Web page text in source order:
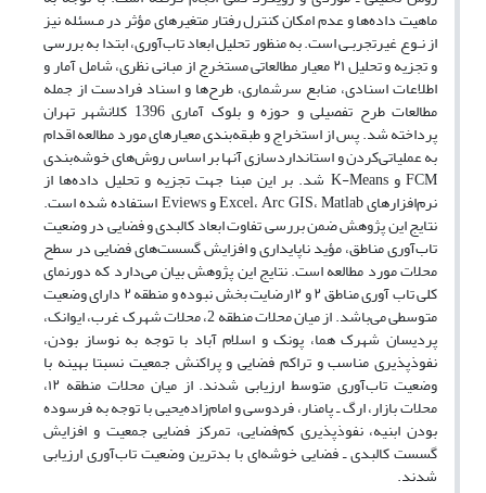
ماهیت داده‌ها و عدم امکان کنترل رفتار متغیرهای مؤثر در مـسئله نیز
از نـوع غیرتجربـی است. به منظور تحلیل ابعاد تاب‌آوری، ابتدا به بررسی
و تجزیه و تحلیل ۲۱ معیار مطالعاتی مستخرج از مبانی نظری، شامل آمار و
اطلاعات اسنادی، منابع سرشماری، طرح‌ها و اسناد فرادست از جمله
مطالعات طرح تفصیلی و حوزه و بلوک آماری 1396 کلانشهر تهران
پرداخته شد. پس از استخراج و طبقه‌بندی معیارهای مورد مطالعه ‌اقدام
به عملیاتی‌‌کردن و استانداردسازی آنها بر اساس روش‌های خوشه‌بندی
FCM و K-Means شد. بر این مبنا جهت تجزیه و تحلیل داده‌ها از
نرم‌افزارهای Excel، Arc GIS، Matlab و Eviews استفاده شده است.
نتایج این پژوهش ضمن بررسی تفاوت ابعاد کالبدی و فضایی در وضعیت
تاب‌آوری مناطق، مؤید ناپایداری و افزایش گسست‌های فضایی در سطح
محلات مورد مطالعه است. نتایج این پژوهش بیان می‌دارد که دورنمای
کلی تاب آوری مناطق ۲ و ۱۲رضایت بخش نبوده و منطقه ۲ دارای وضعیت
متوسطی می‌باشد. از میان محلات منطقه 2، محلات شهرک غرب، ایوانک،
پردیسان شهرک هما، پونک و اسلام آباد با توجه به نوساز بودن،
نفوذپذیری مناسب و تراکم فضایی و پراکنش جمعیت نسبتا بهینه با
وضعیت تاب‌آوری متوسط ارزیابی شدند. از میان محلات منطقه ۱۲،
محلات بازار، ارگ ـ‌ پامنار، فردوسی و امام‌زاده‌یحیی با توجه به فرسوده
بودن ابنیه، نفوذپذیری کم‌فضایی، تمرکز فضایی جمعیت و افزایش
گسست‌ کالبدی ـ فضایی خوشه‌ای با بدترین وضعیت تاب‌آوری ارزیابی
شدند.